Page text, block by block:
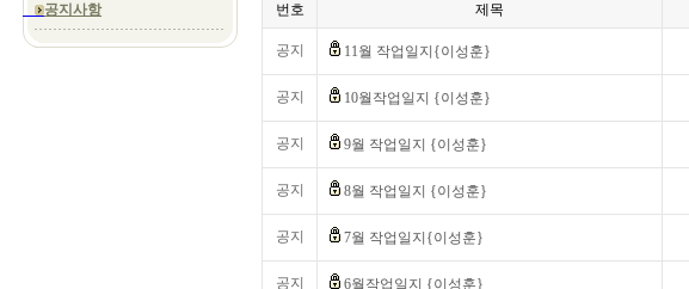
공지사항 번호 제목
공지 11월 작업일지{이성훈}
공지 10월작업일지 {이성훈}
공지 9월 작업일지 {이성훈}
공지 8월 작업일지 {이성훈}
공지 7월 작업일지{이성훈}
공지 6월작업일지 {이성훈}